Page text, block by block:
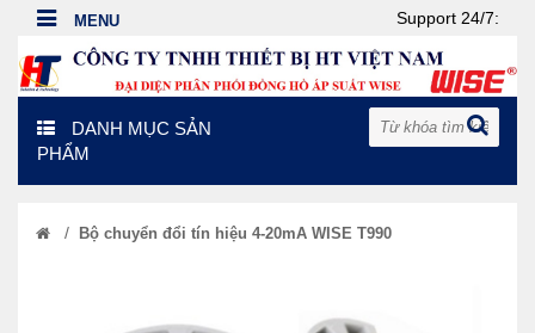
Support 24/7:
DANH MỤC SẢN
PHẨM
/ Bộ chuyển đổi tín hiệu 4-20mA WISE T990